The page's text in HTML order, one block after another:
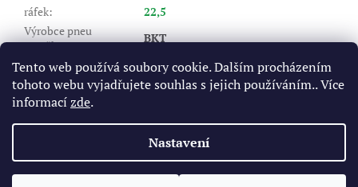
Tento web používá soubory cookie. Dalším procházením
tohoto webu vyjadřujete souhlas s jejich používáním.. Více
informacízde.
Nastavení
ráfek:
22,5
Výrobce pneu
(značka):
BKT
Dezén:
Flotation 648
Index nosnosti (LI):
166/162
Rychlostní index (SI)